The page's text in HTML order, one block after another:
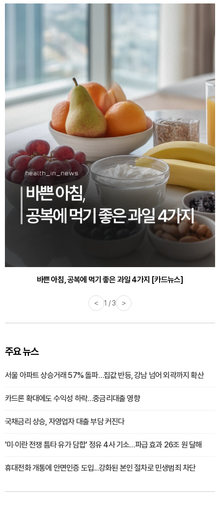
바쁜 아침, 공복에 먹기 좋은 과일 4가지 [카드뉴스]
< 1 / 3 >
주요 뉴스
서울 아파트 상승거래 57% 돌파…집값 반등, 강남 넘어 외곽까지 확산
카드론 확대에도 수익성 하락…중금리대출 영향
국채금리 상승, 자영업자 대출 부담 커진다
'미·이란 전쟁 틈타 유가 담합' 정유 4사 기소…파급 효과 26조 원 달해
휴대전화 개통에 안면인증 도입...강화된 본인 절차로 민생범죄 차단